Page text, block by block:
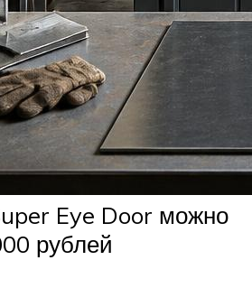
Eye Door можно
рублей